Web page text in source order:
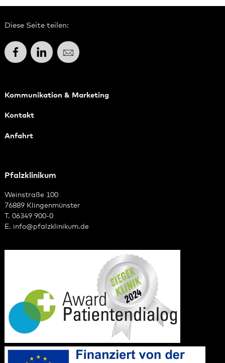
Diese Seite teilen:
FacebookLinkedInE-Mail
Kommunikation & Marketing
Kontakt
Anfahrt
Pfalzklinikum
Weinstraße 100
76889 Klingenmünster
T. 06349 900-0
E. info@pfalzklinikum.de